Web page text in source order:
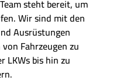
steht bereit, um
Wir sind mit den
Ausrüstungen
Fahrzeugen zu
LKWs bis hin zu